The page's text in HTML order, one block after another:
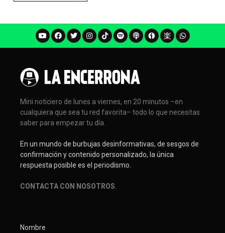
Mini noticiero de lunes a viernes, en 20 minutos –en
cualquiera que sea tu red favorita– todo lo que necesitas
saber para empezar tu día.
En un mundo de burbujas desinformativas, de sesgos de
confirmación y contenido personalizado, la única
respuesta posible es el periodismo.
CONTACTA CON NOSOTROS
Nombre